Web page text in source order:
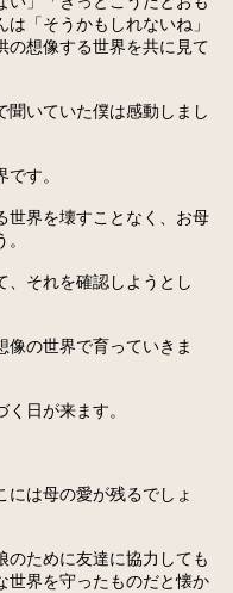
「そうかもしれないね」
の想像する世界を共に見て
いていた僕は感動しまし
す。
界を壊すことなく、お母
それを確認しようとし
の世界で育っていきま
日が来ます。
は母の愛が残るでしょ
ために友達に協力しても
世界を守ったものだと懐か